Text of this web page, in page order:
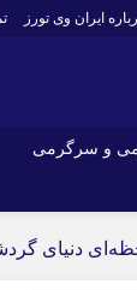
ایران وی تورز
و سرگرمی
دنیای